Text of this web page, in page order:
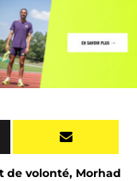
de volonté, Morhad